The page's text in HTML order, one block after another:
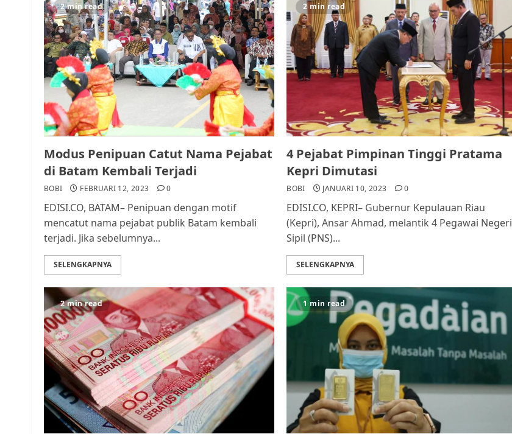
2 min read
Modus Penipuan Catut Nama Pejabat
di Batam Kembali Terjadi
BOBI FEBRUARI 12, 2023 0
EDISI.CO, BATAM– Penipuan dengan motif
mencatut nama pejabat publik Batam kembali
terjadi. Jika sebelumnya...
SELENGKAPNYA
2 min read
4 Pejabat Pimpinan Tinggi Pratama
Kepri Dimutasi
BOBI JANUARI 10, 2023 0
EDISI.CO, KEPRI– Gubernur Kepulauan Riau
(Kepri), Ansar Ahmad, melantik 4 Pegawai Negeri
Sipil (PNS)...
SELENGKAPNYA
2 min read 1 min read